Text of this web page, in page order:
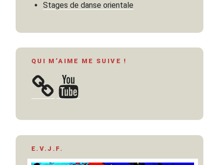
Stages de danse orientale
QUI M’AIME ME SUIVE !
YouTube
E.V.J.F.